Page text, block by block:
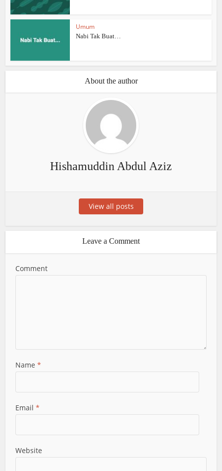
Umum
Nabi Tak Buat…
About the author
Hishamuddin Abdul Aziz
View all posts
Leave a Comment
Comment
Name*
Email*
Website